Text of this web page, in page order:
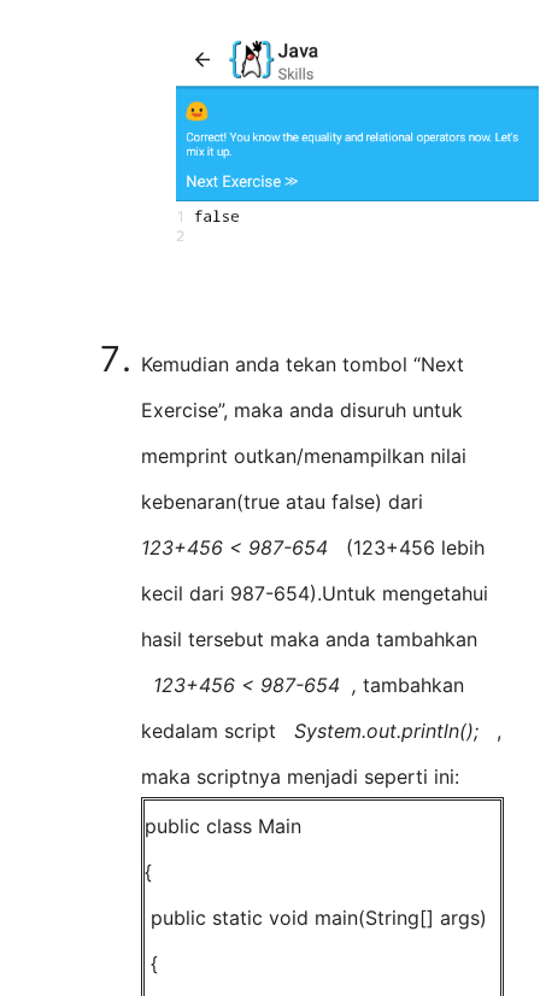
Kemudian anda tekan tombol “Next
Exercise”, maka anda disuruh untuk
memprint outkan/menampilkan nilai
kebenaran(true atau false) dari
123+456 < 987-654
(123+456 lebih
kecil dari 987-654).Untuk mengetahui
hasil tersebut maka anda tambahkan
123+456 < 987-654 , tambahkan
kedalam script System.out.println(); ,
maka scriptnya menjadi seperti ini:
public class Main
{
public static void main(String[] args)
{